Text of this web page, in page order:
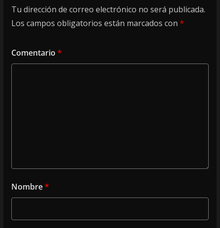
Tu dirección de correo electrónico no será publicada.
Los campos obligatorios están marcados con *
Comentario *
Nombre*